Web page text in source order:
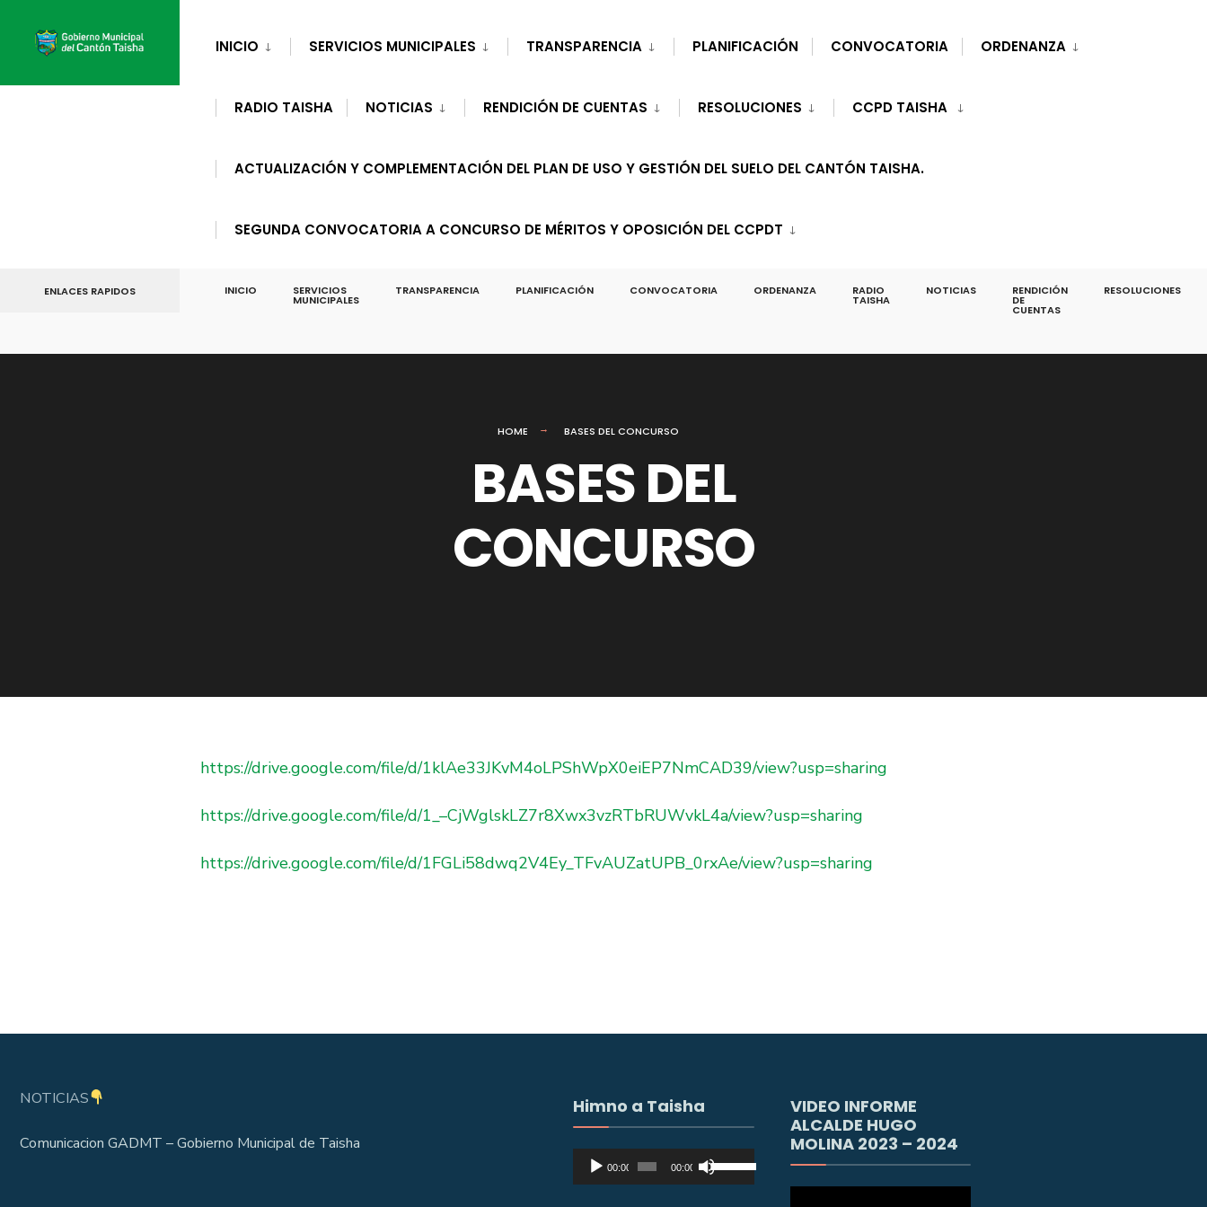
INICIO SERVICIOS MUNICIPALES TRANSPARENCIA PLANIFICACIÓN CONVOCATORIA ORDENANZA
RADIO TAISHA NOTICIAS RENDICIÓN DE CUENTAS RESOLUCIONES CCPD TAISHA
ACTUALIZACIÓN Y COMPLEMENTACIÓN DEL PLAN DE USO Y GESTIÓN DEL SUELO DEL CANTÓN TAISHA.
SEGUNDA CONVOCATORIA A CONCURSO DE MÉRITOS Y OPOSICIÓN DEL CCPDT
ENLACES RAPIDOS INICIO SERVICIOS
MUNICIPALES
TRANSPARENCIA PLANIFICACIÓN CONVOCATORIA ORDENANZA RADIO
TAISHA
NOTICIAS RENDICIÓN
DE
CUENTAS
RESOLUCIONES
HOME BASES DEL CONCURSO
BASES DEL
CONCURSO
https://drive.google.com/file/d/1klAe33JKvM4oLPShWpX0eiEP7NmCAD39/view?usp=sharing
https://drive.google.com/file/d/1_–CjWglskLZ7r8Xwx3vzRTbRUWvkL4a/view?usp=sharing
https://drive.google.com/file/d/1FGLi58dwq2V4Ey_TFvAUZatUPB_0rxAe/view?usp=sharing
NOTICIAS
Comunicacion GADMT – Gobierno Municipal de Taisha
Himno a Taisha
Reproductor
de
00:00 00:00
Utiliza
las
VIDEO INFORME
ALCALDE HUGO
MOLINA 2023 – 2024